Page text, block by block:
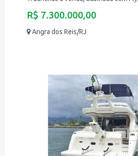
R$ 7.300.000,00
Angra dos Reis/RJ